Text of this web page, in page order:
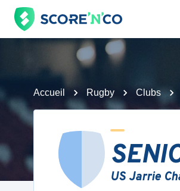
Accueil Rugby Clubs
US Jarrie